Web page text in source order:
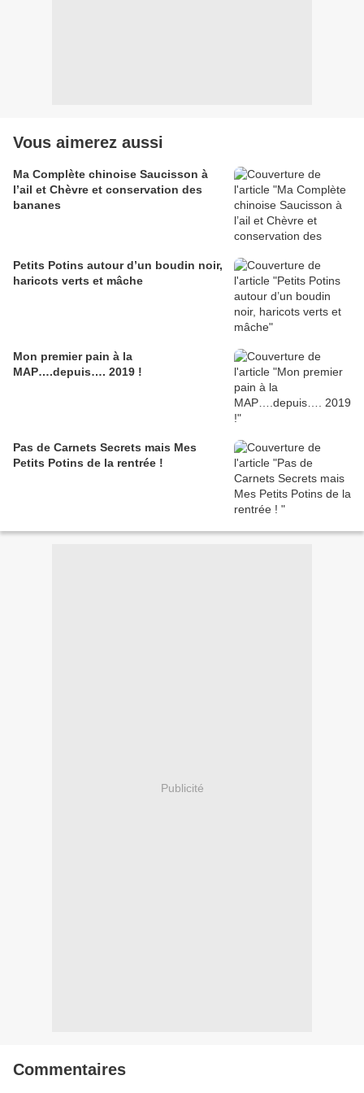
Vous aimerez aussi
Ma Complète chinoise Saucisson à
l’ail et Chèvre et conservation des
bananes
Petits Potins autour d’un boudin noir,
haricots verts et mâche
Mon premier pain à la
MAP….depuis…. 2019 !
Pas de Carnets Secrets mais Mes
Petits Potins de la rentrée !
Publicité
Commentaires